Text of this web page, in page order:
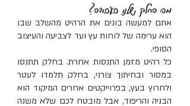
מה החלק שלנו בעבודה?
אתם למעשה בונים את הרהיט מהשלב שבו
הוא ערימה של לוחות עץ ועד לצביעה והעיצוב
הסופי.
כל רהיט מזמן התנסות אחרת. בחלק תתנסו
במסור ובחיתוך צורני, בחלק תלמדו לעטר
ולחרוץ בעץ, בפרוייקטים אחרים המיקוד הוא
הבניה והריפוד, אבל מובטח לכם שלא משנה